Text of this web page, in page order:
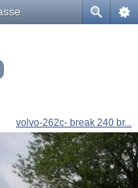
volvo-262c- break 240 br...